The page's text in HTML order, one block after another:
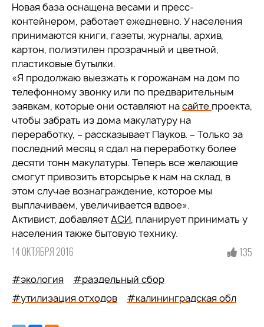
Новая база оснащена весами и пресс-
контейнером, работает ежедневно. У населения
принимаются книги, газеты, журналы, архив,
картон, полиэтилен прозрачный и цветной,
пластиковые бутылки.
«Я продолжаю выезжать к горожанам на дом по
телефонному звонку или по предварительным
заявкам, которые они оставляют насайте проекта,
чтобы забрать из дома макулатуру на
переработку, – рассказывает Пауков. – Только за
последний месяц я сдал на переработку более
десяти тонн макулатуры. Теперь все желающие
смогут привозить вторсырье к нам на склад, в
этом случае вознаграждение, которое мы
выплачиваем, увеличивается вдвое».
Активист, добавляетАСИ, планирует принимать у
населения также бытовую технику.
14 ОКТЯБРЯ 2016 135
#экология
#раздельный сбор
#утилизация отходов
#калининградская обл